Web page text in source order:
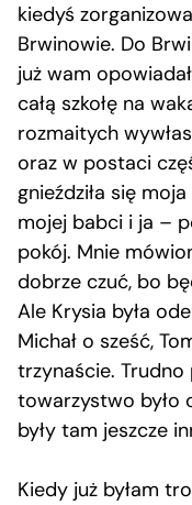
kiedyś
Brwinowie. Do
już wam
całą szkołę na
rozmaitych
oraz w postaci
gnieździła się
mojej babci i ja –
pokój. Mnie
dobrze czuć, bo
Ale Krysia była
Michał o sześć,
trzynaście.
towarzystwo było
były tam jeszcze
Kiedy już byłam